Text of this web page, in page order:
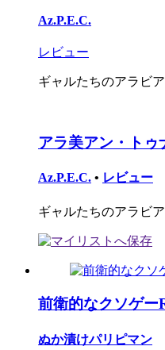
Az.P.E.C.
レビュー
ギャルたちのアラビ
アラ美アン・トゥ
Az.P.E.C. • レビュー
ギャルたちのアラビ
前衛的なクソゲー
ぬか漬けパリピマン